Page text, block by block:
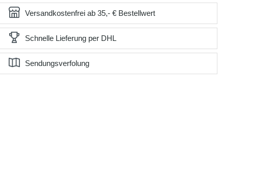
Versandkostenfrei ab 35,- € Bestellwert
Schnelle Lieferung per DHL
Sendungsverfolung